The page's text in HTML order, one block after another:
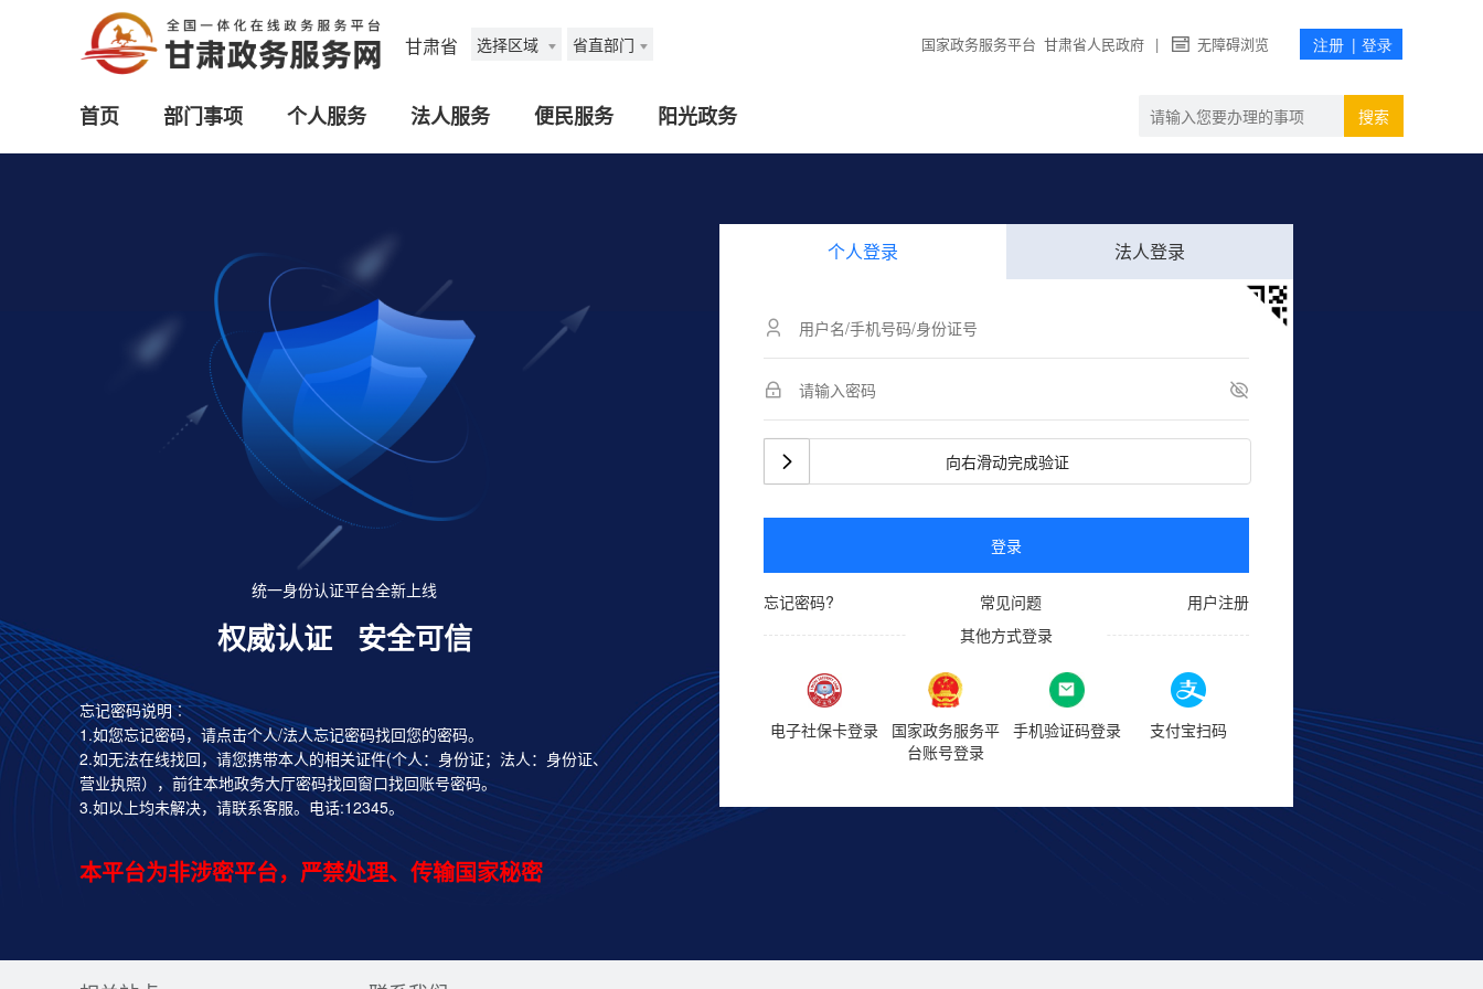
甘肃省 选择区域 省直部门 国家政务服务平台 甘肃省人民政府 | 无障碍浏览
首页 部门事项 个人服务 法人服务 便民服务 阳光政务 搜索
统一身份认证平台全新上线
权威认证 安全可信
忘记密码说明︰
1.如您忘记密码，请点击个人/法人忘记密码找回您的密码。
2.如无法在线找回，请您携带本人的相关证件(个人：身份证；法人：身份证、
营业执照），前往本地政务大厅密码找回窗口找回账号密码。
3.如以上均未解决，请联系客服。电话:12345。
本平台为非涉密平台，严禁处理、传输国家秘密
个人登录 法人登录
向右滑动完成验证
登录
忘记密码? 用户注册
常见问题
其他方式登录
电子社保卡登录
国家政务服务平
台账号登录
手机验证码登录 支付宝扫码